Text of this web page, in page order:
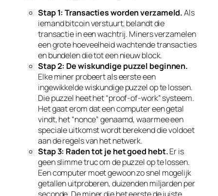
Stap 1: Transacties worden verzameld.Als
iemand bitcoin verstuurt, belandt die
transactie in een wachtrij. Miners verzamelen
een grote hoeveelheid wachtende transacties
en bundelen die tot een nieuw block.
Stap 2: De wiskundige puzzel beginnen.
Elke miner probeert als eerste een
ingewikkelde wiskundige puzzel op te lossen.
Die puzzel heet het “proof-of-work” systeem.
Het gaat erom dat een computer een getal
vindt, het “nonce” genaamd, waarmee een
speciale uitkomst wordt berekend die voldoet
aan de regels van het netwerk.
Stap 3: Raden tot je het goed hebt.Er is
geen slimme truc om de puzzel op te lossen.
Een computer moet gewoon zo snel mogelijk
getallen uitproberen, duizenden miljarden per